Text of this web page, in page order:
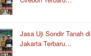
Jasa Uji Sondir Tanah di
Jakarta Terbaru…